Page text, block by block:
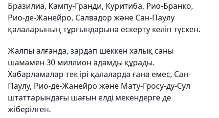
Бразилиа, Кампу-Гранди, Куритиба, Рио-Бранко,
Рио-де-Жанейро, Салвадор және Сан-Паулу
қалаларының тұрғындарына ескерту келіп түскен.
Жалпы алғанда, зардап шеккен халық саны
шамамен 30 миллион адамды құрады.
Хабарламалар тек ірі қалаларда ғана емес, Сан-
Паулу, Рио-де-Жанейро және Мату-Гросу-ду-Сул
штаттарындағы шағын елді мекендерге де
жіберілген.